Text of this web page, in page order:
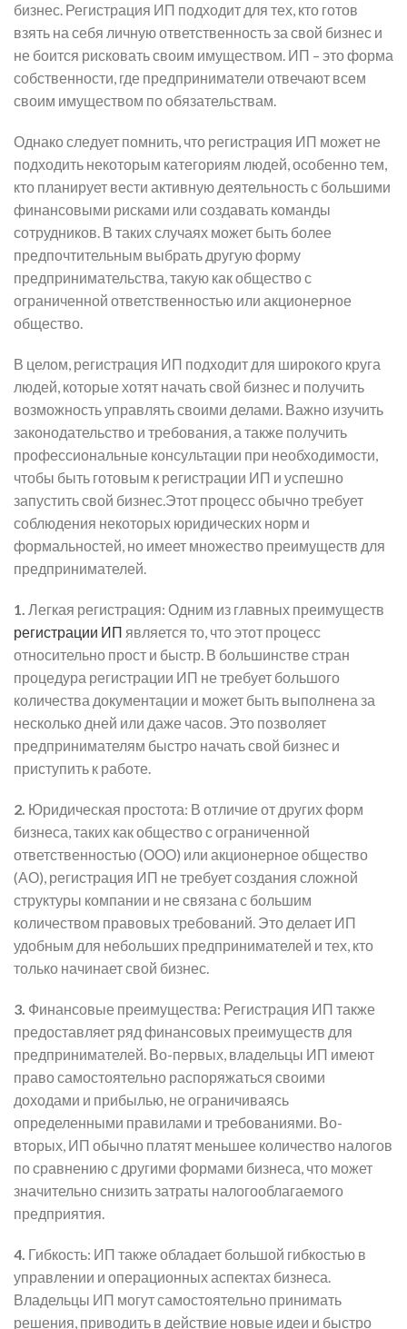
бизнес. Регистрация ИП подходит для тех, кто готов
взять на себя личную ответственность за свой бизнес и
не боится рисковать своим имуществом. ИП – это форма
собственности, где предприниматели отвечают всем
своим имуществом по обязательствам.
Однако следует помнить, что регистрация ИП может не
подходить некоторым категориям людей, особенно тем,
кто планирует вести активную деятельность с большими
финансовыми рисками или создавать команды
сотрудников. В таких случаях может быть более
предпочтительным выбрать другую форму
предпринимательства, такую как общество с
ограниченной ответственностью или акционерное
общество.
В целом, регистрация ИП подходит для широкого круга
людей, которые хотят начать свой бизнес и получить
возможность управлять своими делами. Важно изучить
законодательство и требования, а также получить
профессиональные консультации при необходимости,
чтобы быть готовым к регистрации ИП и успешно
запустить свой бизнес.Этот процесс обычно требует
соблюдения некоторых юридических норм и
формальностей, но имеет множество преимуществ для
предпринимателей.
1. Легкая регистрация: Одним из главных преимуществ
регистрации ИП является то, что этот процесс
относительно прост и быстр. В большинстве стран
процедура регистрации ИП не требует большого
количества документации и может быть выполнена за
несколько дней или даже часов. Это позволяет
предпринимателям быстро начать свой бизнес и
приступить к работе.
2. Юридическая простота: В отличие от других форм
бизнеса, таких как общество с ограниченной
ответственностью (ООО) или акционерное общество
(АО), регистрация ИП не требует создания сложной
структуры компании и не связана с большим
количеством правовых требований. Это делает ИП
удобным для небольших предпринимателей и тех, кто
только начинает свой бизнес.
3. Финансовые преимущества: Регистрация ИП также
предоставляет ряд финансовых преимуществ для
предпринимателей. Во-первых, владельцы ИП имеют
право самостоятельно распоряжаться своими
доходами и прибылью, не ограничиваясь
определенными правилами и требованиями. Во-
вторых, ИП обычно платят меньшее количество налогов
по сравнению с другими формами бизнеса, что может
значительно снизить затраты налогооблагаемого
предприятия.
4. Гибкость: ИП также обладает большой гибкостью в
управлении и операционных аспектах бизнеса.
Владельцы ИП могут самостоятельно принимать
решения, приводить в действие новые идеи и быстро